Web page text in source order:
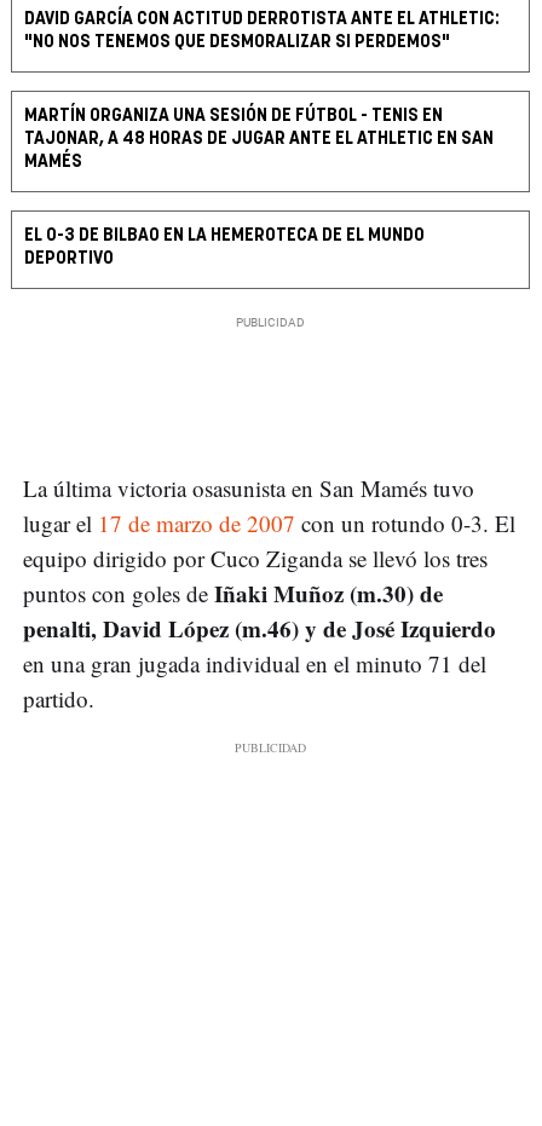
DAVID GARCÍA CON ACTITUD DERROTISTA ANTE EL ATHLETIC:
"NO NOS TENEMOS QUE DESMORALIZAR SI PERDEMOS"
MARTÍN ORGANIZA UNA SESIÓN DE FÚTBOL - TENIS EN
TAJONAR, A 48 HORAS DE JUGAR ANTE EL ATHLETIC EN SAN
MAMÉS
EL 0-3 DE BILBAO EN LA HEMEROTECA DE EL MUNDO
DEPORTIVO
La última victoria osasunista en San Mamés tuvo
lugar el 17 de marzo de 2007 con un rotundo 0-3. El
equipo dirigido por Cuco Ziganda se llevó los tres
puntos con goles de Iñaki Muñoz (m.30) de
penalti, David López (m.46) y de José Izquierdo
en una gran jugada individual en el minuto 71 del
partido.